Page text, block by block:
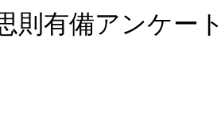
則有備アンケー